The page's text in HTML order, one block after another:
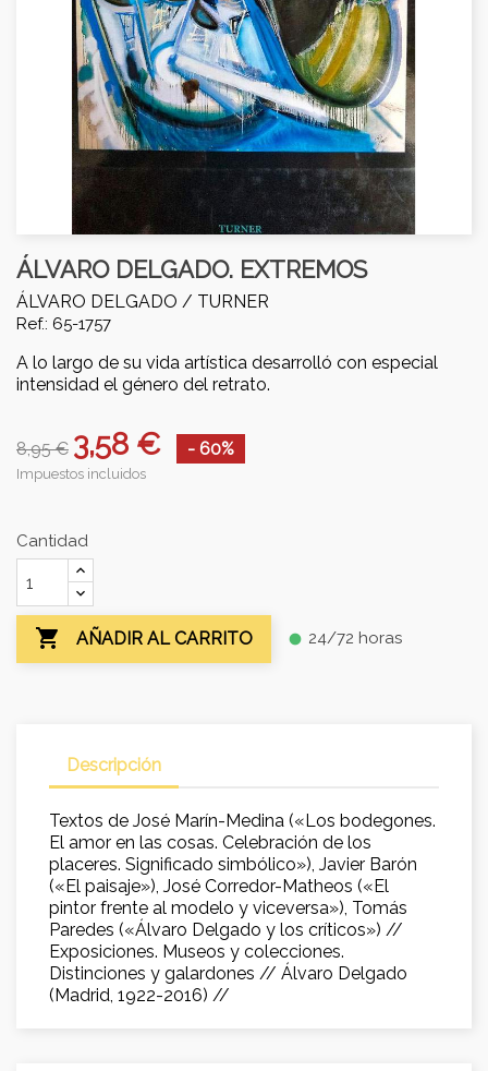
ÁLVARO DELGADO. EXTREMOS
ÁLVARO DELGADO / TURNER
Ref.: 65-1757
A lo largo de su vida artística desarrolló con especial
intensidad el género del retrato.
8,95 € 3,58 € - 60%
Impuestos incluidos
Cantidad
 AÑADIR AL CARRITO fiber_manual_record 24/72 horas
Descripción
Textos de José Marín-Medina («Los bodegones.
El amor en las cosas. Celebración de los
placeres. Significado simbólico»), Javier Barón
(«El paisaje»), José Corredor-Matheos («El
pintor frente al modelo y viceversa»), Tomás
Paredes («Álvaro Delgado y los críticos») //
Exposiciones. Museos y colecciones.
Distinciones y galardones // Álvaro Delgado
(Madrid, 1922-2016) //